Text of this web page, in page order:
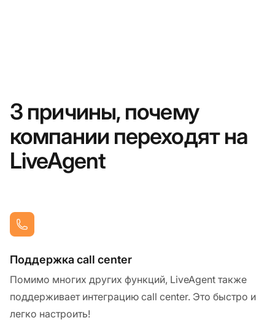
3 причины, почему
компании переходят на
LiveAgent
Поддержка call center
Помимо многих других функций, LiveAgent также
поддерживает интеграцию call center. Это быстро и
легко настроить!